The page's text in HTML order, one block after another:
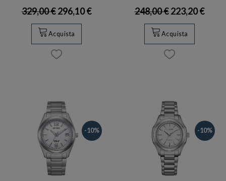
329,00 €296,10 €
Acquista
248,00 €223,20 €
Acquista
-10% -10%